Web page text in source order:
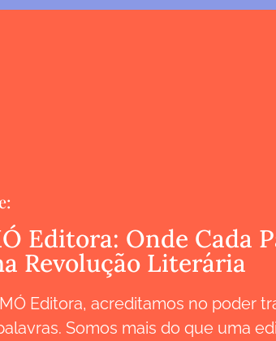
Editora: Onde Cada
Revolução Literária
Editora, acreditamos no poder
Somos mais do que uma